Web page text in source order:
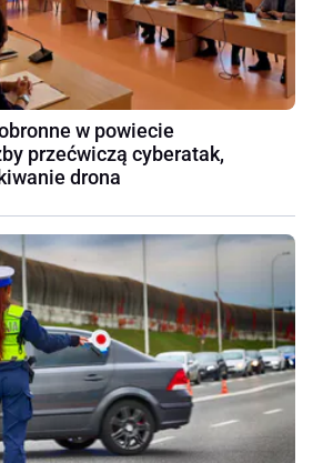
w powiecie
przećwiczą cyberatak,
drona